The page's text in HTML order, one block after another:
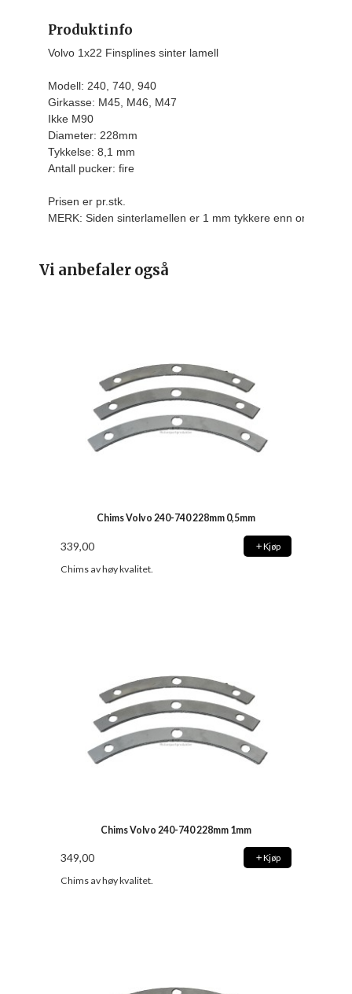
Produktinfo
Volvo 1x22 Finsplines sinter lamell
Modell: 240, 740, 940
Girkasse: M45, M46, M47
Ikke M90
Diameter: 228mm
Tykkelse: 8,1 mm
Antall pucker: fire
Prisen er pr.stk.
MERK: Siden sinterlamellen er 1 mm tykkere enn
Vi anbefaler også
Chims Volvo 240-740 228mm 0,5mm
339,00 Kjøp
Chims av høy kvalitet.
Chims Volvo 240-740 228mm 1mm
349,00 Kjøp
Chims av høy kvalitet.